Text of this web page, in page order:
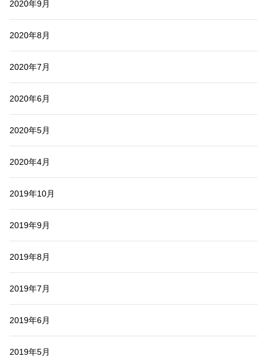
2020年9月
2020年8月
2020年7月
2020年6月
2020年5月
2020年4月
2019年10月
2019年9月
2019年8月
2019年7月
2019年6月
2019年5月